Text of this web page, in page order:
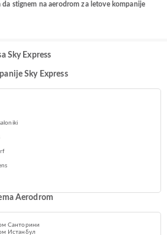
da stignem na aerodrom za letove kompanije
Sky Express
Sky Express
Aerodrom
Санторини
Истанбул